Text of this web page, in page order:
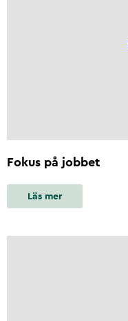
Fokus på jobbet
Läs mer